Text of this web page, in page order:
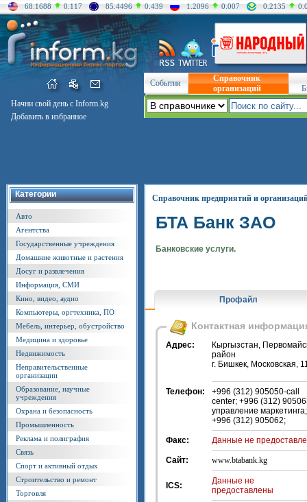
68.1688 0.117 85.4496 0.439 1.2096 0.007 0.2135
Начни свой день с Inform.kg
Добавить в избранное
События
Справочник
организаций
Категории
Авто
Агентства
Государственные учреждения
Домашние животные и растения
Досуг и развлечения
Информация, СМИ
Кино, видео, аудио
Компьютеры, оргтехника, ПО
Мебель, интерьер, обустройство
Медицина и здоровье
Недвижимость
Неправительственные
организации
Образование, научные
учреждения
Охрана и безопасность
Промышленность
Реклама и полиграфия
Связь
Спорт и активный отдых
Строительство и ремонт
Торговля
Справочник предприятий и
БТА Банк ЗАО
Банковские услуги.
Профайл
Контактная
Адрес:
Кыргызстан,
район
г. Бишкек, Московская,
Телефон:
+996 (312) 905050-call
center; +996 (312)
управление маркетинга;
+996 (312) 905062;
Факс: Данные не
Сайт: www.btabank.kg
ICS:
Данные не
предоставлены